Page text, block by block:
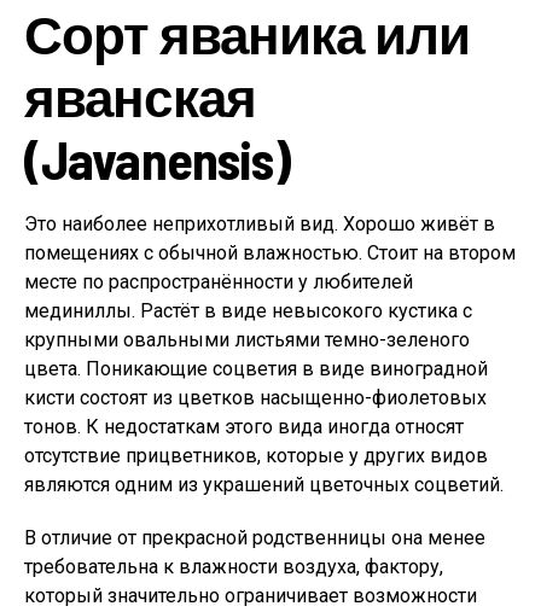
Сорт яваника или
яванская
(Javanensis)
Это наиболее неприхотливый вид. Хорошо живёт в
помещениях с обычной влажностью. Стоит на втором
месте по распространённости у любителей
мединиллы. Растёт в виде невысокого кустика с
крупными овальными листьями темно-зеленого
цвета. Поникающие соцветия в виде виноградной
кисти состоят из цветков насыщенно-фиолетовых
тонов. К недостаткам этого вида иногда относят
отсутствие прицветников, которые у других видов
являются одним из украшений цветочных соцветий.
В отличие от прекрасной родственницы она менее
требовательна к влажности воздуха, фактору,
который значительно ограничивает возможности